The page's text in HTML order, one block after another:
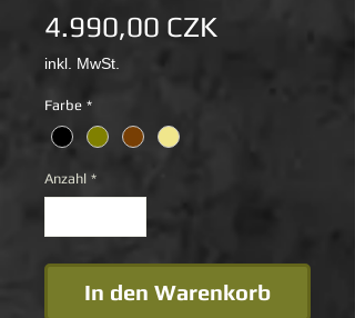
4.990,00 CZK
inkl. MwSt.
Farbe *
Anzahl *
In den Warenkorb